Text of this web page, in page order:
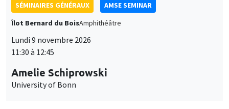
SÉMINAIRES GÉNÉRAUX
AMSE SEMINAR
Îlot Bernard du BoisAmphithéâtre
Lundi 9 novembre 2026
11:30 à 12:45
Amelie Schiprowski
University of Bonn